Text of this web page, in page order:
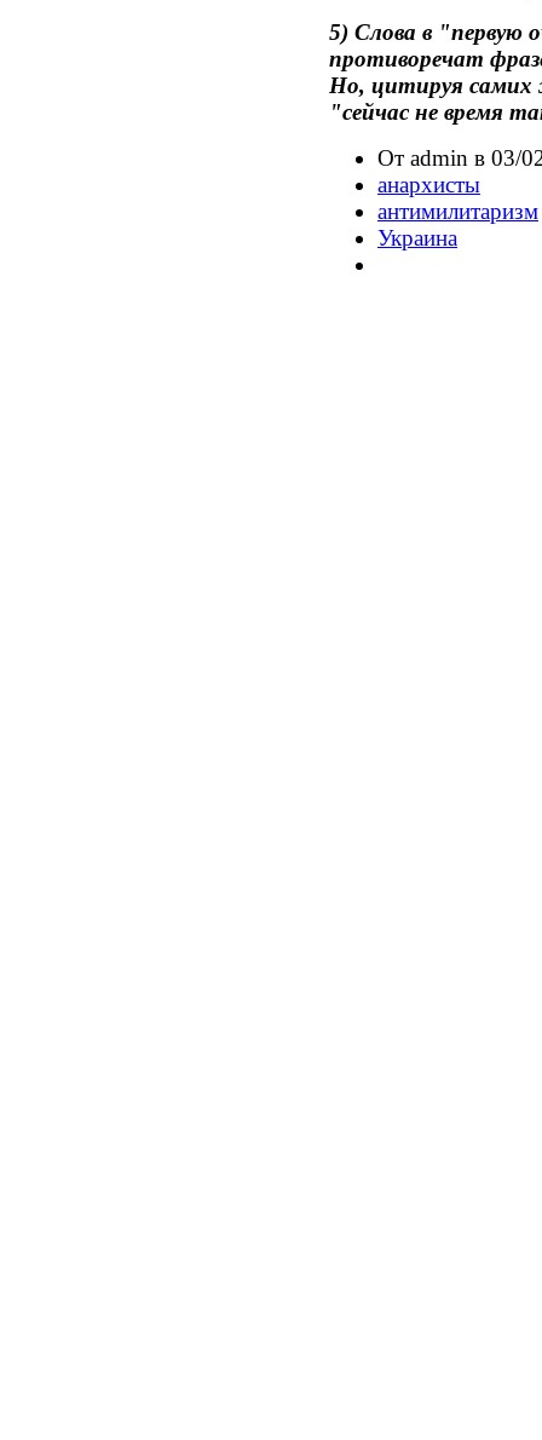
5) Слова в "первую
противоречат
Но, цитируя самих
"сейчас не время
От admin в 03/
анархисты
антимилитаризм
Украина